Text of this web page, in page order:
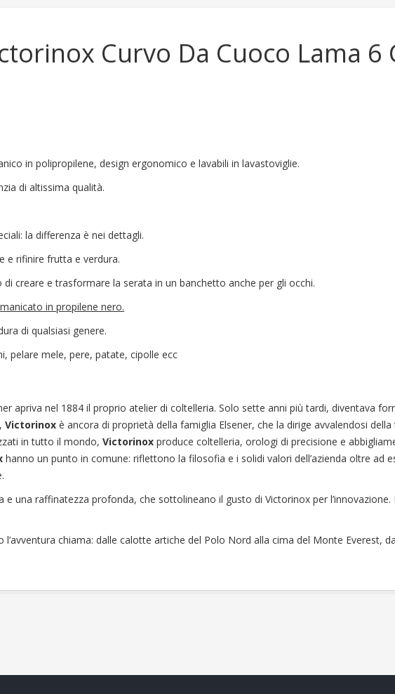
Curvo Da Cuoco Lama 6
in polipropilene, design ergonomico e lavabili in lavastoviglie.
di altissima qualità.
la differenza è nei dettagli.
e rifinire frutta e verdura.
creare e trasformare la serata in un banchetto anche per gli occhi.
in propilene nero.
di qualsiasi genere.
pelare mele, pere, patate, cipolle ecc
apriva nel 1884 il proprio atelier di coltelleria. Solo sette anni più tardi, diventava
Victorinox è ancora di proprietà della famiglia Elsener, che la dirige avvalendosi
in tutto il mondo, Victorinox produce coltelleria, orologi di precisione e
hanno un punto in comune: riflettono la filosofia e i solidi valori dell’azienda oltre ad
una raffinatezza profonda, che sottolineano il gusto di Victorinox per l’innovazione.
chiama: dalle calotte artiche del Polo Nord alla cima del Monte Everest,